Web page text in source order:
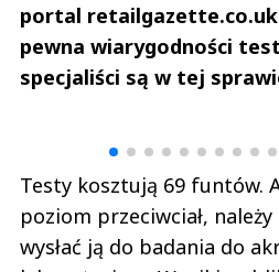
portal
pewna wiarygodności
specjaliści są w tej
Testy kosztują 69 funtów.
poziom przeciwciał,
wysłać ją do badania do
Andrzej i Marta Sterniccy